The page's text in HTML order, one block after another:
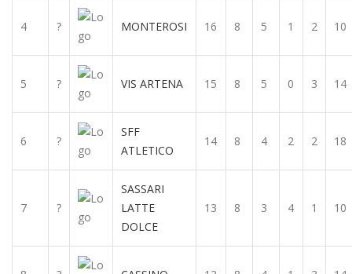
4 ? MONTEROSI 16 8 5 1 2 10
5 ? VIS ARTENA 15 8 5 0 3 14
6 ?
SFF
ATLETICO
14 8 4 2 2 18
7 ?
SASSARI
LATTE
DOLCE
13 8 3 4 1 10